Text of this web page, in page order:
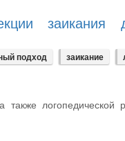
заикания
подход заикание
логопедической